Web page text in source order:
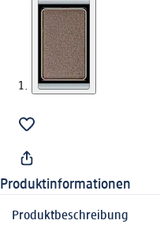
Produktinformationen
Produktbeschreibung